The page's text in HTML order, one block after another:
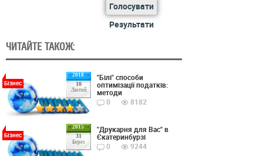
Голосувати
Результати
ЧИТАЙТЕ ТАКОЖ:
2018
10
Лютий
Бізнес
"Білі" способи
оптимізації податків:
методи
0
8182
2015
31
Берез
Бізнес
"Друкарня для Вас" в
Єкатеринбурзі
0
9244